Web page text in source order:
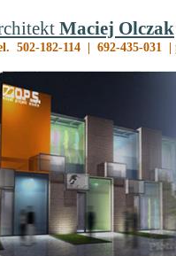
Maciej Olczak
502-182-114 | 692-435-031 |